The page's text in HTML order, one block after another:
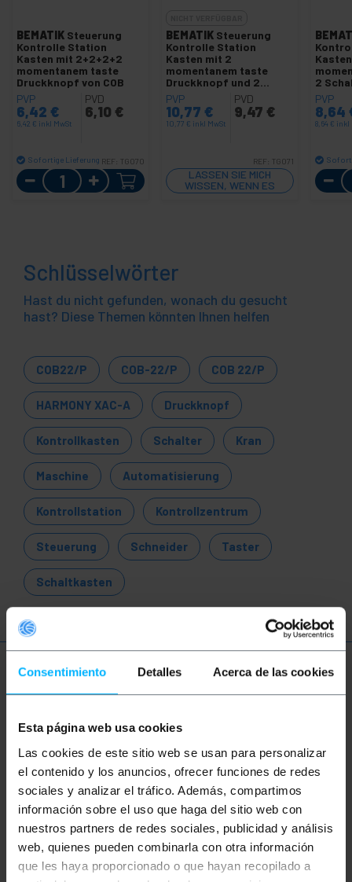
Consentimiento Detalles Acerca de las cookies
Esta página web usa cookies
Las cookies de este sitio web se usan para personalizar
el contenido y los anuncios, ofrecer funciones de redes
sociales y analizar el tráfico. Además, compartimos
información sobre el uso que haga del sitio web con
nuestros partners de redes sociales, publicidad y análisis
web, quienes pueden combinarla con otra información
que les haya proporcionado o que hayan recopilado a
BEMATIK Steuerung
Kontrolle Station
Kasten mit 2+2+2+2
momentanem taste
Druckknopf von COB
PVP
6,42 €
6,42 € inkl MwSt
PVD
6,10 €
Sofortige Lieferung REF: TG070
Menge
BEMATIK Steuerung
Kontrolle Station
Kasten mit 2
momentanem taste
Druckknopf und 2
Schalter von COB
PVP
10,77 €
10,77 € inkl MwSt
PVD
9,47 €
REF: TG071
LASSEN SIE MICH
WISSEN, WENN ES
LAGER GIBT
2
PVP
8,64
8,64 € inkl
Schlüsselwörter
Hast du nicht gefunden, wonach du gesucht
hast? Diese Themen könnten Ihnen helfen
COB22/P COB-22/P COB 22/P
HARMONY XAC-A Druckknopf
Kontrollkasten Schalter Kran
Maschine Automatisierung
Kontrollstation Kontrollzentrum
Steuerung Schneider Taster
Schaltkasten
Mehr Info
Beschreibung
Luftbox für Steuerungen, Drucktasten und Schalter,
basierend auf Perforationen mit 22 mm
Durchmesser. Kunststoffbox für den Einsatz in der
Luft als tragbares Kontrollzentrum. Drucktasten und
Schalter, für industrielle Steuerungen,
Automatisierungssteuerung, Kräne, Hebezeuge,
Maschinen, Roboter, Rollläden usw. Der Benutzer